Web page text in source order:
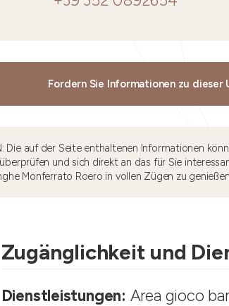
Fordern Sie Informationen zu dieser
Die auf der Seite enthaltenen Informationen
und sich direkt an das für Sie
Monferrato Roero in vollen Zügen zu
Zugänglichkeit und
Dienstleistungen: Area gioco